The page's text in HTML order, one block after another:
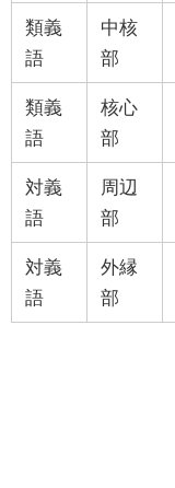
類義
語
中核
部
類義
語
核心
部
対義
語
周辺
部
対義
語
外縁
部